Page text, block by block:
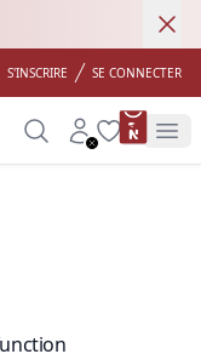
S'INSCRIRE SE CONNECTER
SearchAccount
Wishlist